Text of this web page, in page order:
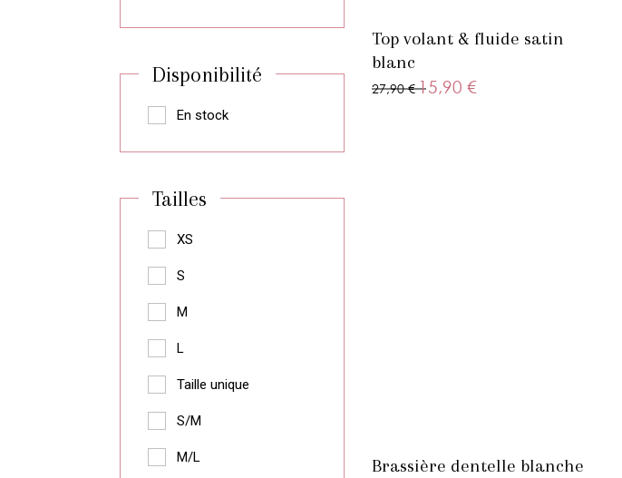
Disponibilité
En stock
Tailles
XS
S
M
L
Taille unique
S/M
M/L
Top volant & fluide satin
blanc
27,90 €15,90 €
Brassière dentelle blanche